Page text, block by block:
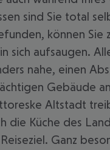
sind Sie total
können Sie
sich aufsaugen.
nahe, einen
Gebäude
Altstadt
die Küche des
Ganz